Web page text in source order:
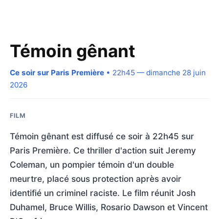
Témoin gênant
Ce soir sur Paris Première • 22h45 — dimanche 28 juin
2026
FILM
Témoin gênant est diffusé ce soir à 22h45 sur
Paris Première. Ce thriller d'action suit Jeremy
Coleman, un pompier témoin d'un double
meurtre, placé sous protection après avoir
identifié un criminel raciste. Le film réunit Josh
Duhamel, Bruce Willis, Rosario Dawson et Vincent